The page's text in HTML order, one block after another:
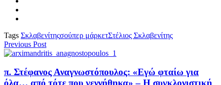
Tags Σκλαβενίτηςσούπερ μάρκετΣτέλιος Σκλαβενίτης
Previous Post
π. Στέφανος Αναγνωστόπουλος: «Εγώ φταίω για